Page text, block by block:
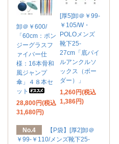
卸＠￥600/
「60cm：ポン
ジーグラスフ
ァイバー仕
様：16本骨和
風ジャンプ
傘」４８本セ
ット
28,800円(税込
31,680円)
[厚5]卸＠￥99-
￥105/W・
POLOメンズ
靴下25-
27cm「底パイ
ルアンクルソ
ックス（ボー
ダー）」
1,260円(税込
1,386円)
No.4
【P袋】[厚2]卸＠
￥99-￥110/メンズ靴下25-